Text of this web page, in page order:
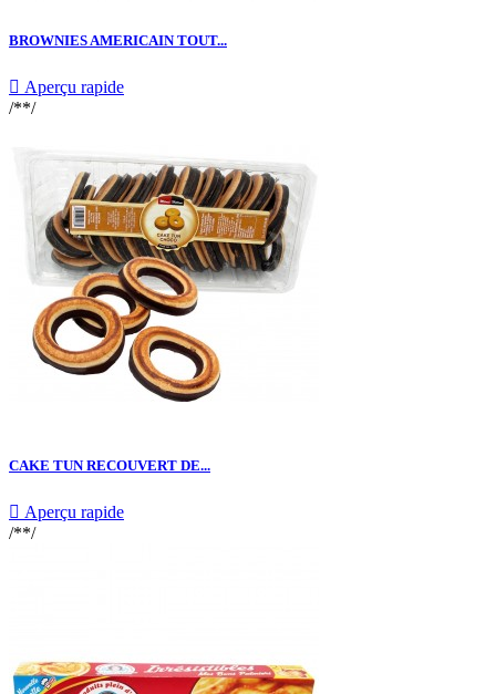
BROWNIES AMERICAIN TOUT...
 Aperçu rapide
/**/
CAKE TUN RECOUVERT DE...
 Aperçu rapide
/**/